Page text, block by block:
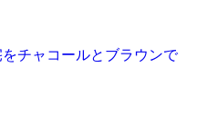
チャコールとブラウンで